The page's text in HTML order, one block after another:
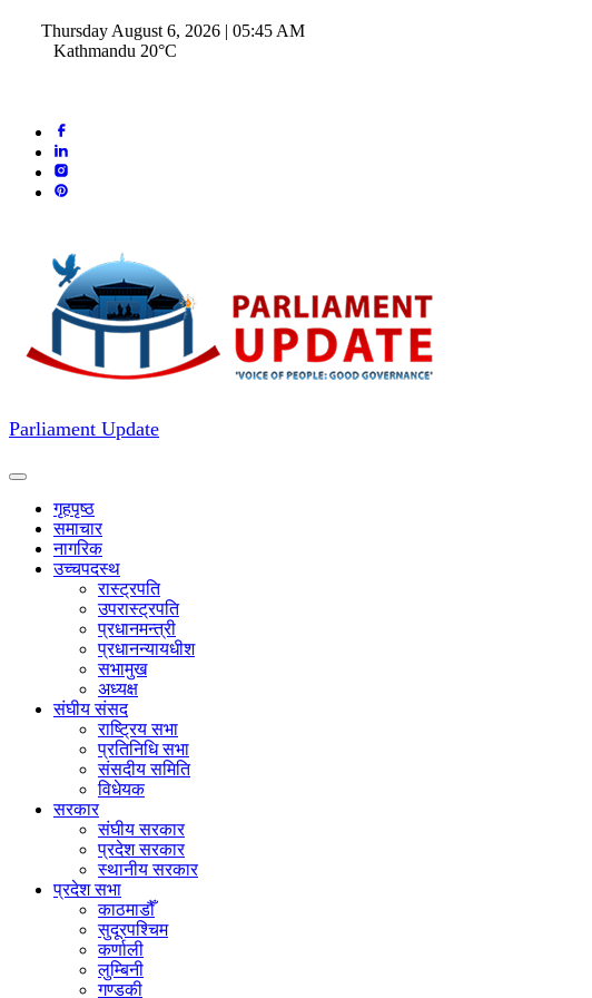
Thursday August 6, 2026 | 05:45 AM
Kathmandu 20°C
Parliament Update
गृहपृष्ठ
समाचार
नागरिक
उच्चपदस्थ
रास्ट्रपति
उपरास्ट्रपति
प्रधानमन्त्री
प्रधानन्यायधीश
सभामुख
अध्यक्ष
संघीय संसद
राष्ट्रिय सभा
प्रतिनिधि सभा
संसदीय समिति
विधेयक
सरकार
संघीय सरकार
प्रदेश सरकार
स्थानीय सरकार
प्रदेश सभा
काठमाडौँ
सुदूरपश्चिम
कर्णाली
लुम्बिनी
गण्डकी